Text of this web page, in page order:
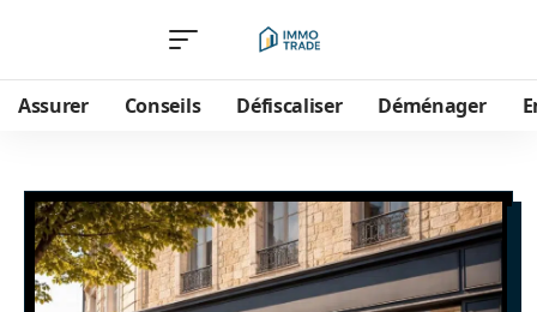
Assurer Conseils Défiscaliser Déménager